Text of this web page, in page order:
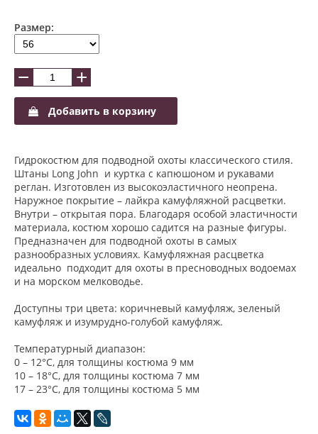
Размер:
− +
Добавить в корзину
Гидрокостюм для подводной охоты классического стиля.
Штаны Long John и куртка с капюшоном и рукавами
реглан. Изготовлен из высокоэластичного неопрена.
Наружное покрытие – лайкра камуфляжной расцветки.
Внутри – открытая пора. Благодаря особой эластичности
материала, костюм хорошо садится на разные фигуры.
Предназначен для подводной охоты в самых
разнообразных условиях. Камуфляжная расцветка
идеально подходит для охоты в пресноводных водоемах
и на морском мелководье.
Доступны три цвета: коричневый камуфляж, зеленый
камуфляж и изумрудно-голубой камуфляж.
Температурный диапазон:
0 – 12°С, для толщины костюма 9 мм
10 – 18°С, для толщины костюма 7 мм
17 – 23°С, для толщины костюма 5 мм